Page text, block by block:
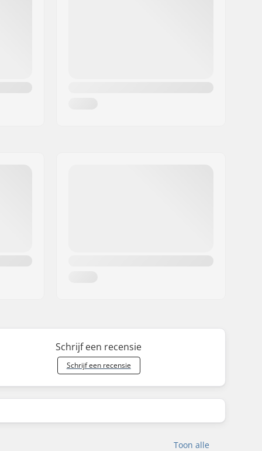
Schrijf een recensie
Schrijf een recensie
Toon alle